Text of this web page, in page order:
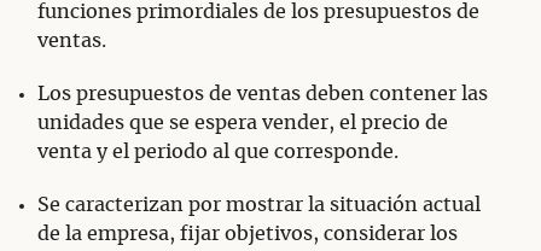
funciones primordiales de los presupuestos de
ventas.
Los presupuestos de ventas deben contener las
unidades que se espera vender, el precio de
venta y el periodo al que corresponde.
Se caracterizan por mostrar la situación actual
de la empresa, fijar objetivos, considerar los